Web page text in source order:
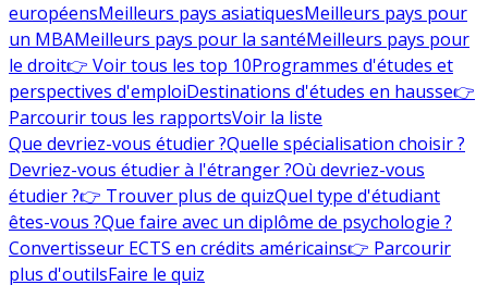
européensMeilleurs pays asiatiquesMeilleurs pays pour
un MBAMeilleurs pays pour la santéMeilleurs pays pour
le droit👉 Voir tous les top 10Programmes d'études et
perspectives d'emploiDestinations d'études en hausse👉
Parcourir tous les rapportsVoir la liste
Que devriez-vous étudier ?Quelle spécialisation choisir ?
Devriez-vous étudier à l'étranger ?Où devriez-vous
étudier ?👉 Trouver plus de quizQuel type d'étudiant
êtes-vous ?Que faire avec un diplôme de psychologie ?
Convertisseur ECTS en crédits américains👉 Parcourir
plus d'outilsFaire le quiz